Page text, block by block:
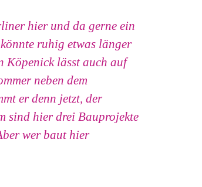
hier und da gerne ein
ruhig etwas länger
Köpenick lässt auch auf
neben dem
er denn jetzt, der
sind hier drei Bauprojekte
wer baut hier